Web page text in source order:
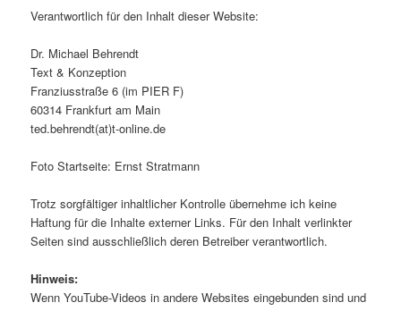
Verantwortlich für den Inhalt dieser Website:
Dr. Michael Behrendt
Text & Konzeption
Franziusstraße 6 (im PIER F)
60314 Frankfurt am Main
ted.behrendt(at)t-online.de
Foto Startseite: Ernst Stratmann
Trotz sorgfältiger inhaltlicher Kontrolle übernehme ich keine
Haftung für die Inhalte externer Links. Für den Inhalt verlinkter
Seiten sind ausschließlich deren Betreiber verantwortlich.
Hinweis:
Wenn YouTube-Videos in andere Websites eingebunden sind und